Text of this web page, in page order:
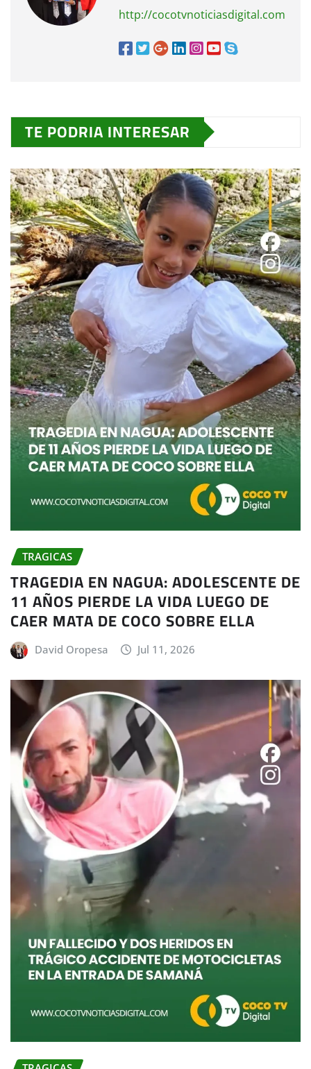
http://cocotvnoticiasdigital.com
TE PODRIA INTERESAR
TRAGICAS
TRAGEDIA EN NAGUA: ADOLESCENTE DE
11 AÑOS PIERDE LA VIDA LUEGO DE
CAER MATA DE COCO SOBRE ELLA
David Oropesa Jul 11, 2026